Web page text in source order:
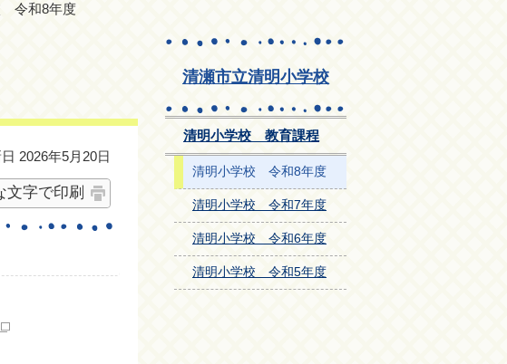
令和8年度
2026年5月20日
文字で印刷
清瀬市立清明小学校
清明小学校 教育課程
清明小学校 令和8年度
清明小学校 令和7年度
清明小学校 令和6年度
清明小学校 令和5年度